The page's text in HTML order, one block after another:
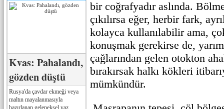
Kvas: Pahalandı,
gözden düştü
Rusya'da çavdar ekmeği veya
maltın mayalanmasıyla
hazırlanan geleneksel yaz
bir coğrafyadır aslında.
çıkılırsa eğer, herbir fark,
kolayca kullanılabilir ama,
konuşmak gerekirse de,
çağlarından gelen otokton
bırakırsak halkı kökleri
mümkündür.